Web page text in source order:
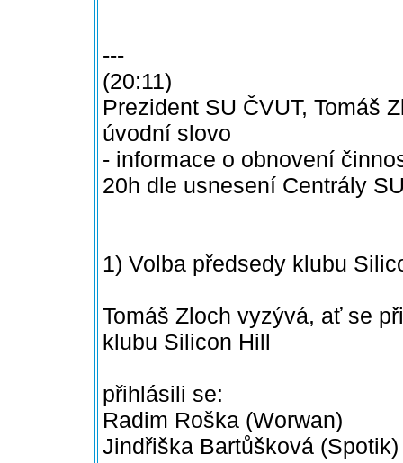
---
(20:11)
Prezident SU ČVUT, Tomáš
úvodní slovo
- informace o obnovení
20h dle usnesení Centrály
1) Volba předsedy klubu
Tomáš Zloch vyzývá, ať se
klubu Silicon Hill
přihlásili se:
Radim Roška (Worwan)
Jindřiška Bartůšková (Spotik)